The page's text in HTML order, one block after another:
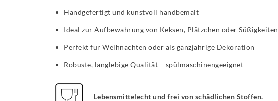
Handgefertigt und kunstvoll handbemalt
Ideal zur Aufbewahrung von Keksen, Plätzchen oder Süßigkeiten
Perfekt für Weihnachten oder als ganzjährige Dekoration
Robuste, langlebige Qualität – spülmaschinengeeignet
Lebensmittelecht und frei von schädlichen Stoffen.